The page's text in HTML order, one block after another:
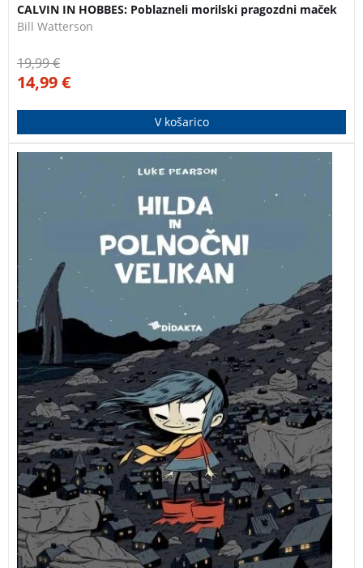
CALVIN IN HOBBES: Poblazneli morilski pragozdni maček
Bill Watterson
19,99€
14,99€
V košarico
Dogodivščine pustolovske deklice Hilde, ki živi visoko
na severu, v svetu, ki je poln nenavadnih bitij, med
drugim tudi trolov in pa malih nevidnih bitij, ki si
prizadevajo, da bi se Hilda in njena mama izselili iz
hiše … Knjiga je prejela nominacijo Zlatirepec za
najboljši strip in priznanje Zlata hruška, ki ga za
kakovostno mladinsko književnost podeljuje Mestna
knjižnica Ljubljana.